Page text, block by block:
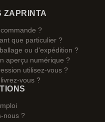
ZAPRINTA
?
que particulier ?
ou d'expédition ?
aperçu numérique ?
utilisez-vous ?
vous ?
nous ?